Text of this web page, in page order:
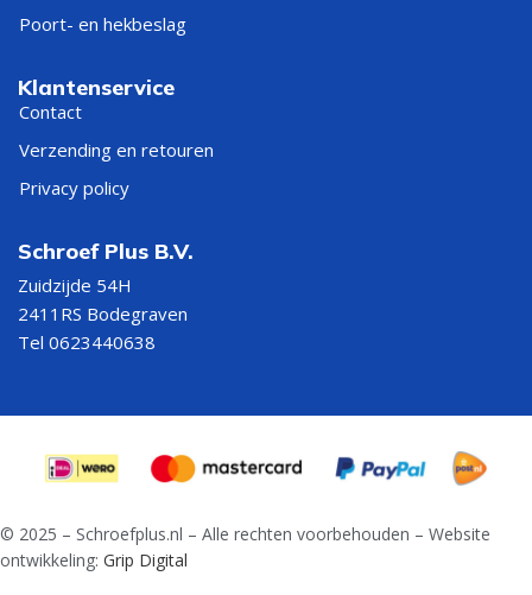
Poort- en hekbeslag
Klantenservice
Contact
Verzending en retouren
Privacy policy
Schroef Plus B.V.
Zuidzijde 54H
2411RS Bodegraven
Tel 0623440638
© 2025 – Schroefplus.nl – Alle rechten voorbehouden – Website
ontwikkeling: Grip Digital